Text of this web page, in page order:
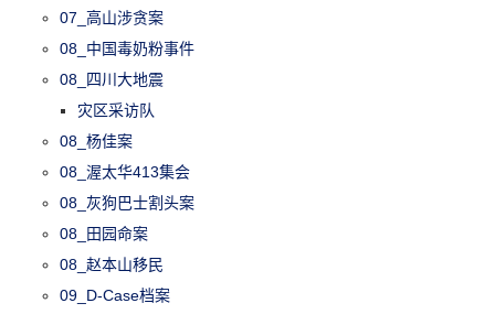
07_高山涉贪案
08_中国毒奶粉事件
08_四川大地震
灾区采访队
08_杨佳案
08_渥太华413集会
08_灰狗巴士割头案
08_田园命案
08_赵本山移民
09_D-Case档案